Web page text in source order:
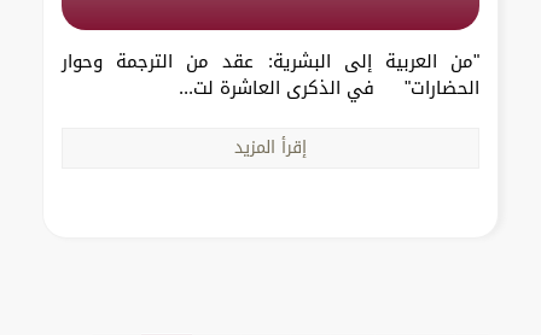
"من العربية إلى البشرية: عقد من الترجمة وحوار
الحضارات" في الذكرى العاشرة لت...
إقرأ المزيد